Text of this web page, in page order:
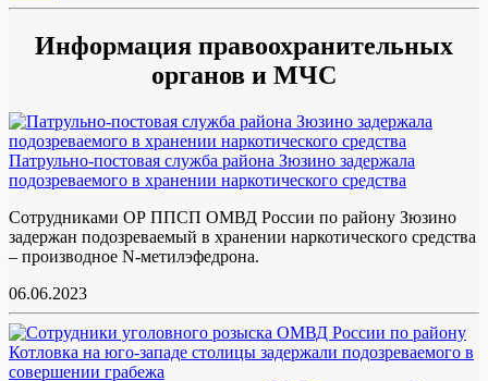
Информация правоохранительных
органов и МЧС
Патрульно-постовая служба района Зюзино задержала
подозреваемого в хранении наркотического средства
Сотрудниками ОР ППСП ОМВД России по району Зюзино
задержан подозреваемый в хранении наркотического средства
– производное N-метилэфедрона.
06.06.2023